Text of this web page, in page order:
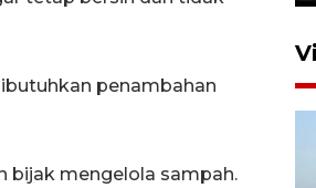
penambahan
bijak mengelola sampah.